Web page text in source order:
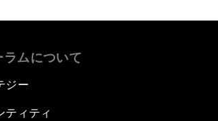
ムについて
ジー
ティティ